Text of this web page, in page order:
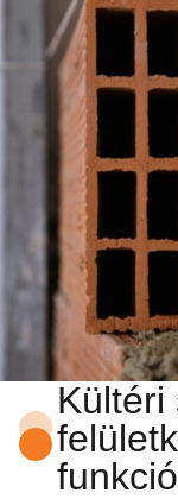
Kültéri